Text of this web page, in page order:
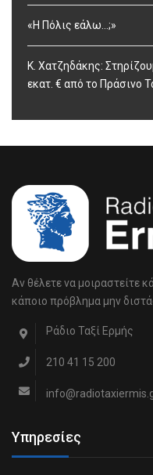
«Η Πόλις εάλω…;»
Κ. Χατζηδάκης:
εκατ. € από το Πράσινο
Αν θέλετε να μοιραστείτε
κάποιο πρόβλημα μην
Ράδιο Ταξί Ερμής
210 41 15 200
Υπηρεσίες